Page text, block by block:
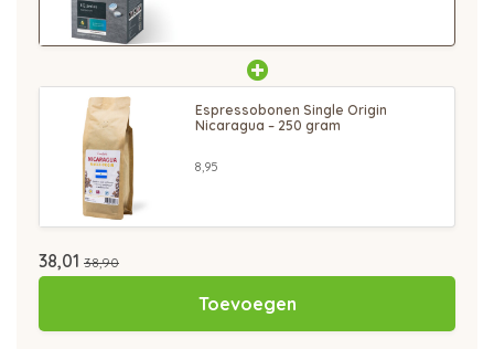
Espressobonen Single Origin
Nicaragua – 250 gram
8,95
38,01 38,90
Toevoegen